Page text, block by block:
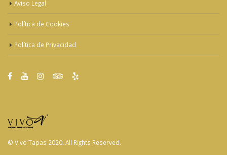
Aviso Legal
Política de Cookies
Política de Privacidad
© Vivo Tapas 2020. All Rights Reserved.